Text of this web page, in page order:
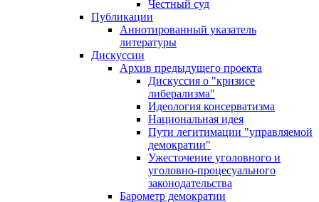
Честный суд
Публикации
Аннотированный указатель
литературы
Дискуссии
Архив предыдущего проекта
Дискуссия о "кризисе
либерализма"
Идеология консерватизма
Национальная идея
Пути легитимации "управляемой
демократии"
Ужесточение уголовного и
уголовно-процесуального
законодательства
Барометр демократии